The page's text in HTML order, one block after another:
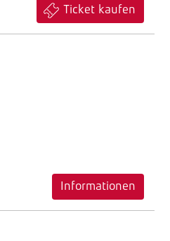
Ticket kaufen
Informationen